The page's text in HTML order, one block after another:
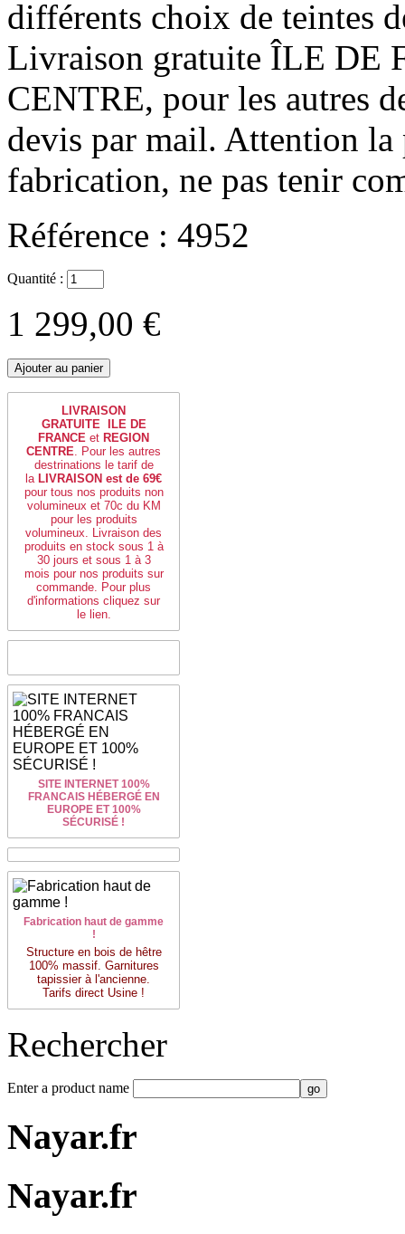
différents choix de teintes
Livraison gratuite ÎLE DE
CENTRE, pour les autres
devis par mail. Attention la
fabrication, ne pas tenir
Référence : 4952
Quantité :
1 299,00 €
LIVRAISON
GRATUITE
ILE DE
FRANCE et REGION
CENTRE . Pour les autres
destrinations le tarif de
la LIVRAISON est de 69€
pour tous nos produits non
volumineux et 70c du KM
pour les produits
volumineux.
Livraison des
produits en stock sous 1 à
30 jours et sous 1 à 3
mois pour nos produits sur
commande. Pour plus
d'informations cliquez sur
le lien.
SITE INTERNET 100%
FRANCAIS HÉBERGÉ EN
EUROPE ET 100%
SÉCURISÉ !
Fabrication haut de gamme
!
Structure en bois de hêtre
100% massif. Garnitures
tapissier à l'ancienne.
Tarifs direct Usine !
Rechercher
Enter a product name
Nayar.fr
Nayar.fr